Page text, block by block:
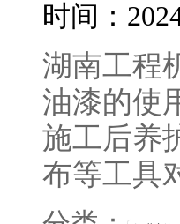
时间：
湖南工程
油漆的使
施工后养
布等工具